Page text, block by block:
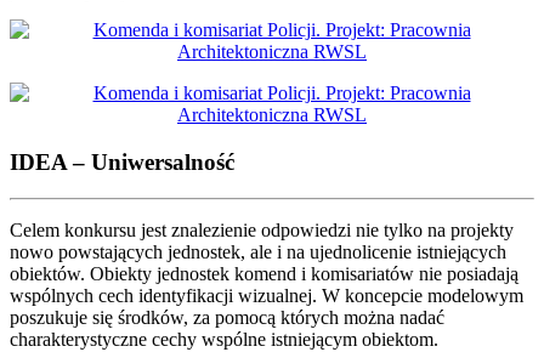
IDEA – Uniwersalność
Celem konkursu jest znalezienie odpowiedzi nie tylko na projekty
nowo powstających jednostek, ale i na ujednolicenie istniejących
obiektów. Obiekty jednostek komend i komisariatów nie posiadają
wspólnych cech identyfikacji wizualnej. W koncepcie modelowym
poszukuje się środków, za pomocą których można nadać
charakterystyczne cechy wspólne istniejącym obiektom.